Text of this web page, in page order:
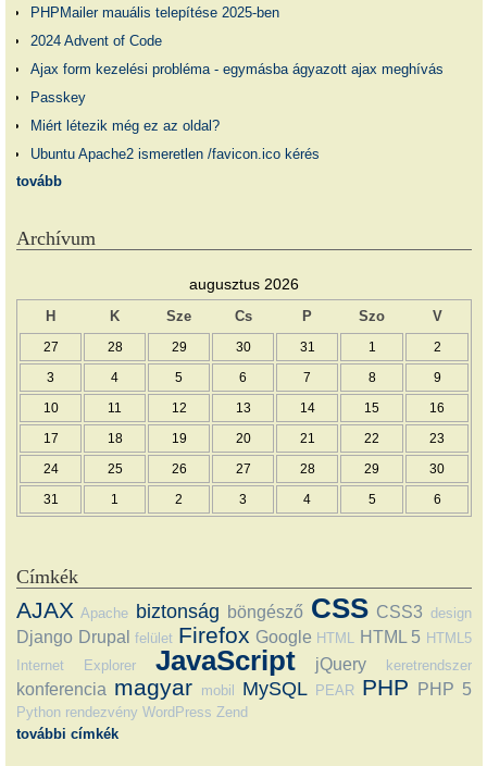
PHPMailer mauális telepítése 2025-ben
2024 Advent of Code
Ajax form kezelési probléma - egymásba ágyazott ajax meghívás
Passkey
Miért létezik még ez az oldal?
Ubuntu Apache2 ismeretlen /favicon.ico kérés
tovább
Archívum
augusztus 2026
H K Sze Cs P Szo V
27 28 29 30 31 1 2
3 4 5 6 7 8 9
10 11 12 13 14 15 16
17 18 19 20 21 22 23
24 25 26 27 28 29 30
31 1 2 3 4 5 6
Címkék
AJAX Apache biztonság böngésző CSS CSS3 design
Django Drupal felület Firefox Google HTML HTML 5 HTML5
Internet Explorer
JavaScript jQuery keretrendszer
konferencia magyar mobil MySQL PEAR PHP PHP 5
Python rendezvény WordPress Zend
további címkék